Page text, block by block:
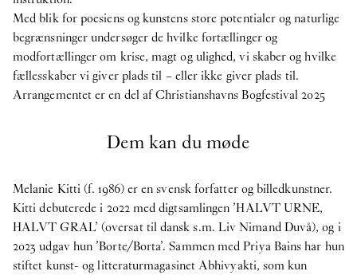
Med blik for poesiens og kunstens store potentialer og naturlige
begrænsninger undersøger de hvilke fortællinger og
modfortællinger om krise, magt og ulighed, vi skaber og hvilke
fællesskaber vi giver plads til – eller ikke giver plads til.
Arrangementet er en del af Christianshavns Bogfestival 2025
Dem kan du møde
Melanie Kitti (f. 1986) er en svensk forfatter og billedkunstner.
Kitti debuterede i 2022 med digtsamlingen ’HALVT URNE,
HALVT GRAL’ (oversat til dansk s.m. Liv Nimand Duvå), og i
2023 udgav hun ’Borte/Borta’. Sammen med Priya Bains har hun
stiftet kunst- og litteraturmagasinet Abhivyakti, som kun